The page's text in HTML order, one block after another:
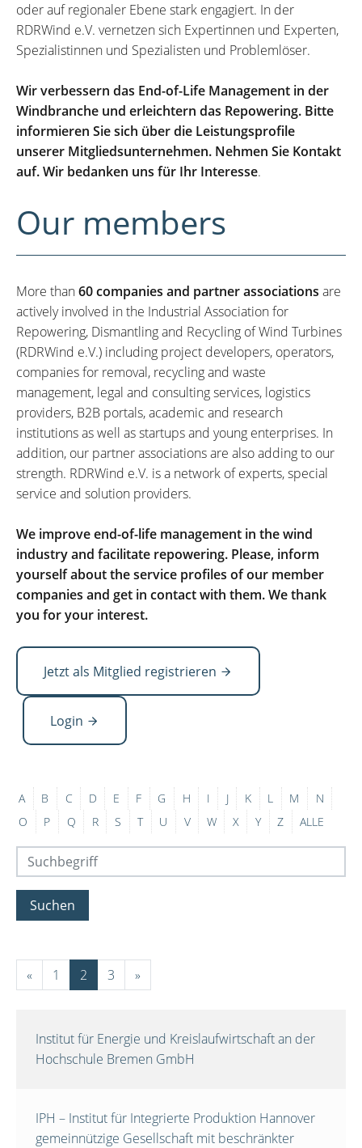
oder auf regionaler Ebene stark engagiert. In der
RDRWind e.V. vernetzen sich Expertinnen und Experten,
Spezialistinnen und Spezialisten und Problemlöser.
Wir verbessern das End-of-Life Management in der
Windbranche und erleichtern das Repowering. Bitte
informieren Sie sich über die Leistungsprofile
unserer Mitgliedsunternehmen. Nehmen Sie Kontakt
auf. Wir bedanken uns für Ihr Interesse.
Our members
More than60 companies and partner associations are
actively involved in the Industrial Association for
Repowering, Dismantling and Recycling of Wind Turbines
(RDRWind e.V.) including project developers, operators,
companies for removal, recycling and waste
management, legal and consulting services, logistics
providers, B2B portals, academic and research
institutions as well as startups and young enterprises. In
addition, our partner associations are also adding to our
strength. RDRWind e.V. is a network of experts, special
service and solution providers.
We improve end-of-life management in the wind
industry and facilitate repowering. Please, inform
yourself about the service profiles of our member
companies and get in contact with them. We thank
you for your interest.
Jetzt als Mitglied registrieren
Login
A B C D E F G H I J K L M
N
O
P Q R S T U V W X Y Z ALLE
Suchen
« 1 2 3 »
Institut für Energie und Kreislaufwirtschaft an der
Hochschule Bremen GmbH
IPH – Institut für Integrierte Produktion Hannover
gemeinnützige Gesellschaft mit beschränkter